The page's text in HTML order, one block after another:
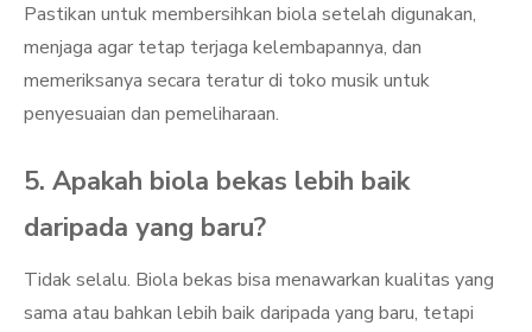
Pastikan untuk membersihkan biola setelah digunakan,
menjaga agar tetap terjaga kelembapannya, dan
memeriksanya secara teratur di toko musik untuk
penyesuaian dan pemeliharaan.
5. Apakah biola bekas lebih baik
daripada yang baru?
Tidak selalu. Biola bekas bisa menawarkan kualitas yang
sama atau bahkan lebih baik daripada yang baru, tetapi